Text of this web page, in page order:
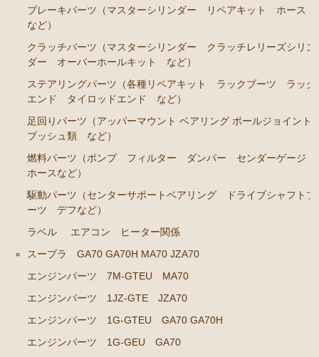
エンジンパーツ 1JZ-GE JZX90 JZX93
エンジンパーツ 2J-GE JZX91
エンジンパーツ 1G-FE GX90
クラッチパーツ（マスターシリンダー クラッチレリ
ーズシリンダー オーバーホールキット など）
マークⅡ クレスタ チェイサー JZX100 JZX101 JZX105
GX100 GX105
エンジンパーツ 2JZ-GE JZX101
エンジンパーツ 1G-FE GX100
クラッチパーツ（マスターシリンダー クラッチレリ
クラウン GS110 MS110 MS112
エンジンパーツ 5M-GEU
エンジンパーツ 5Ｍ-EU
エンジンパーツ M-TEU
ブレーキパーツ（マスターシリンダー リペアキット ホース
など）
クラッチパーツ（マスターシリンダー クラッチレリーズシリン
ダー オーバーホールキット など）
ステアリングパーツ（各種リペアキット ラックブーツ ラック
エンド タイロッドエンド など）
足回りパーツ（アッパーマウント ベアリング ボールジョイント
ブッシュ類 など）
燃料パーツ（ポンプ フィルター ダンパー センダーゲージ
ホースなど）
駆動パーツ（センターサポートベアリング ドライブシャフトブ
ーツ デフなど）
ラベル
エアコン ヒーター関係
スープラ GA70 GA70H MA70 JZA70
エンジンパーツ 7M-GTEU MA70
エンジンパーツ 1JZ-GTE JZA70
エンジンパーツ 1G-GTEU GA70 GA70H
エンジンパーツ 1G-GEU GA70